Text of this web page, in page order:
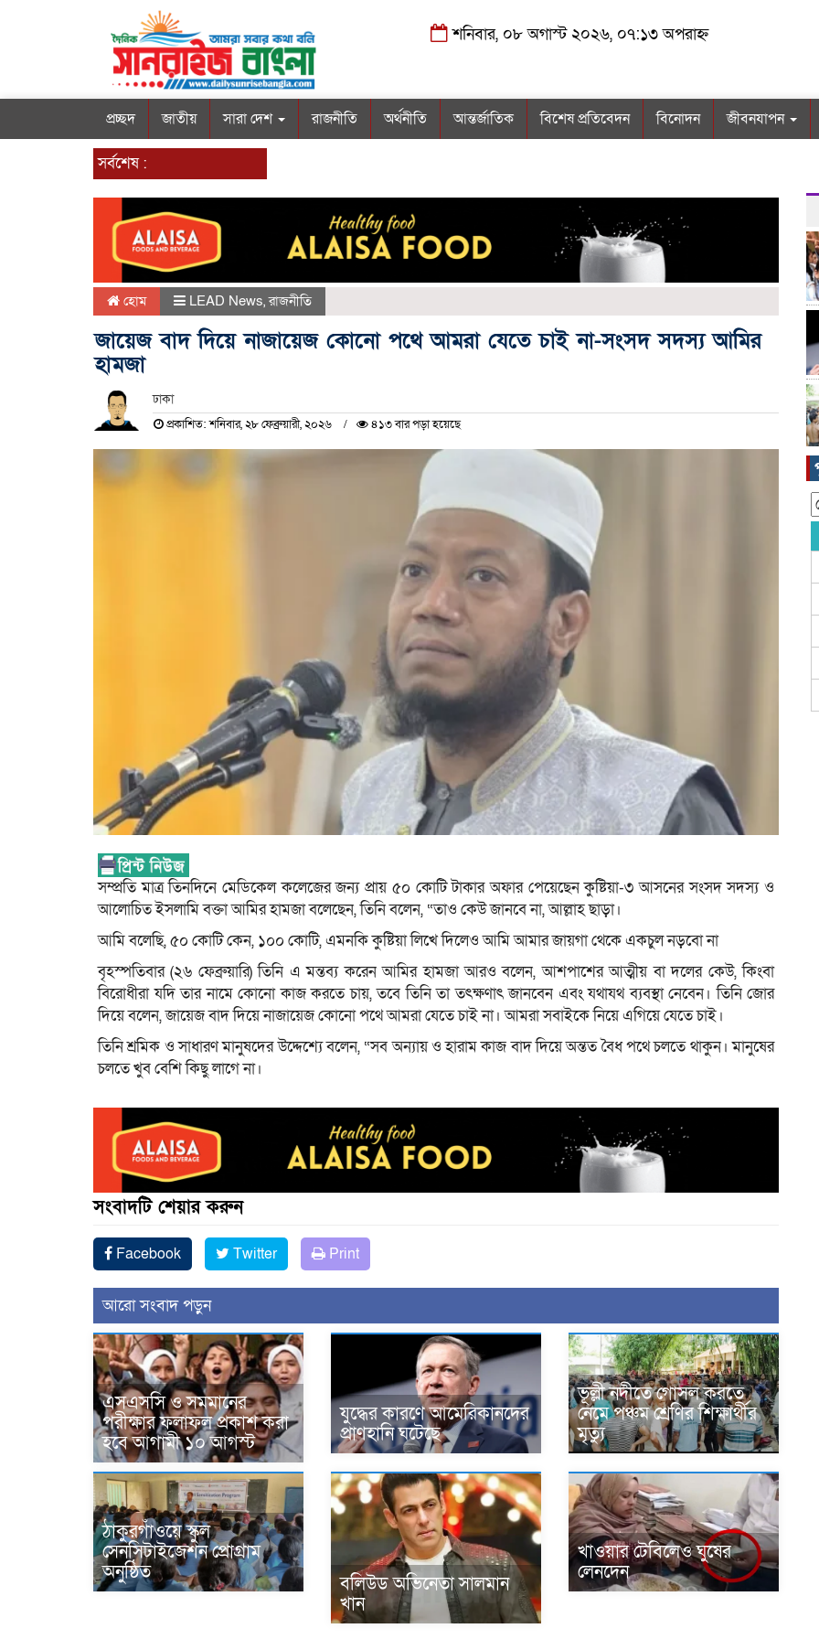
শনিবার, ০৮ অগাস্ট ২০২৬, ০৭:১৩ অপরাহ্ন
প্রচ্ছদ জাতীয় সারা দেশ রাজনীতি অর্থনীতি আন্তর্জাতিক বিশেষ প্রতিবেদন বিনোদন জীবনযাপন
সর্বশেষ :
হোম LEAD News,রাজনীতি
জায়েজ বাদ দিয়ে নাজায়েজ কোনো পথে আমরা যেতে চাই না-সংসদ সদস্য আমির
হামজা
ঢাকা
প্রকাশিত: শনিবার, ২৮ ফেব্রুয়ারী, ২০২৬ ৪১৩ বার পড়া হয়েছে
সম্প্রতি মাত্র তিনদিনে মেডিকেল কলেজের জন্য প্রায় ৫০ কোটি টাকার অফার পেয়েছেন কুষ্টিয়া-৩ আসনের সংসদ সদস্য ও
আলোচিত ইসলামি বক্তা আমির হামজা বলেছেন, তিনি বলেন, “তাও কেউ জানবে না, আল্লাহ ছাড়া।
আমি বলেছি, ৫০ কোটি কেন, ১০০ কোটি, এমনকি কুষ্টিয়া লিখে দিলেও আমি আমার জায়গা থেকে একচুল নড়বো না
বৃহস্পতিবার (২৬ ফেব্রুয়ারি) তিনি এ মন্তব্য করেন আমির হামজা আরও বলেন, আশপাশের আত্মীয় বা দলের কেউ, কিংবা
বিরোধীরা যদি তার নামে কোনো কাজ করতে চায়, তবে তিনি তা তৎক্ষণাৎ জানবেন এবং যথাযথ ব্যবস্থা নেবেন। তিনি জোর
দিয়ে বলেন, জায়েজ বাদ দিয়ে নাজায়েজ কোনো পথে আমরা যেতে চাই না। আমরা সবাইকে নিয়ে এগিয়ে যেতে চাই।
তিনি শ্রমিক ও সাধারণ মানুষদের উদ্দেশ্যে বলেন, “সব অন্যায় ও হারাম কাজ বাদ দিয়ে অন্তত বৈধ পথে চলতে থাকুন। মানুষের
চলতে খুব বেশি কিছু লাগে না।
সংবাদটি শেয়ার করুন
Facebook Twitter Print
আরো সংবাদ পড়ুন
এসএসসি ও সমমানের
পরীক্ষার ফলাফল প্রকাশ করা
হবে আগামী ১০ আগস্ট
যুদ্ধের কারণে আমেরিকানদের
প্রাণহানি ঘটেছে
ভূল্লী নদীতে গোসল করতে
নেমে পঞ্চম শ্রেণির শিক্ষার্থীর
মৃত্যু
ঠাকুরগাঁওয়ে স্কুল
সেনসিটাইজেশন প্রোগ্রাম
অনুষ্ঠিত
বলিউড অভিনেতা সালমান
খান
খাওয়ার টেবিলেও ঘুষের
লেনদেন